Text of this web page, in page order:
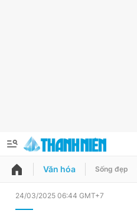
QUẢNG CÁO
Văn hóa Sống đẹp
24/03/2025 06:44 GMT+7